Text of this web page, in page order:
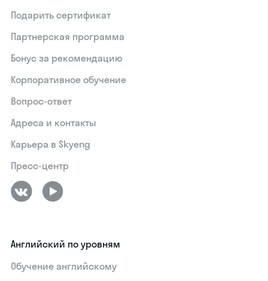
Подарить сертификат
Партнерская программа
Бонус за рекомендацию
Корпоративное обучение
Вопрос-ответ
Адреса и контакты
Карьера в Skyeng
Пресс-центр
Английский по уровням
Обучение английскому